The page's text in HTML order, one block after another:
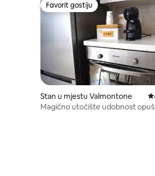
Favorit gostiju
Favorit gostiju
Stan u mjestu Valmontone
Magično utočište udobnost